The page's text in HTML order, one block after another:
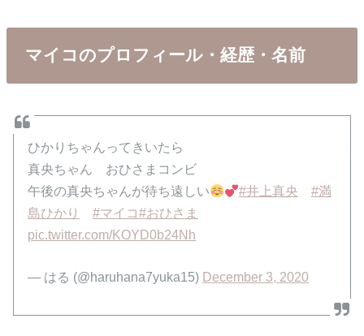
マイコのプロフィール・経歴・名前
ひかりちゃんってきいたら
真央ちゃん おひさまコンビ
午後の真央ちゃんが待ち遠しい
#井上真央
#満
島ひかり
#マイコ#おひさま
pic.twitter.com/KOYD0b24Nh
— はる (@haruhana7yuka15) December 3, 2020